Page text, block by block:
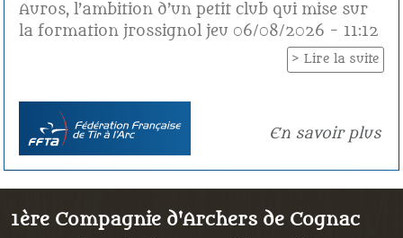
Auros, l’ambition d’un petit club qui mise sur
la formation jrossignol jeu 06/08/2026 - 11:12
Lire la suite
En savoir plus
1ère Compagnie d'Archers de Cognac